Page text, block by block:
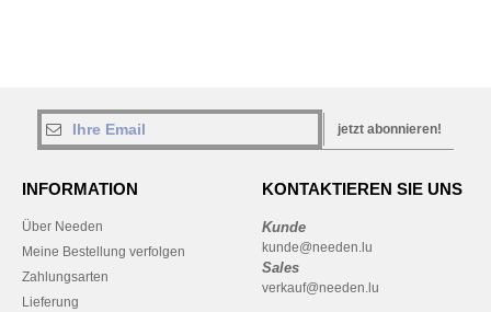
jetzt abonnieren!
INFORMATION
Über Needen
Meine Bestellung verfolgen
Zahlungsarten
Lieferung
KONTAKTIEREN SIE UNS
Kunde
kunde@needen.lu
Sales
verkauf@needen.lu